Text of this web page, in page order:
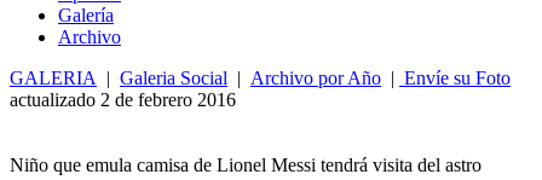
Galería
Archivo
GALERIA
| Galeria Social | Archivo por Año | Envíe su Foto
actualizado 2 de febrero 2016
Niño que emula camisa de Lionel Messi tendrá visita del astro